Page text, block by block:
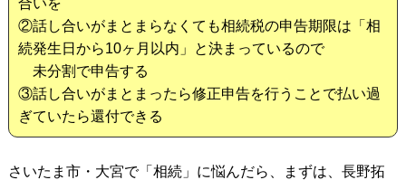
合いを
②話し合いがまとまらなくても相続税の申告期限は「相
続発生日から10ヶ月以内」と決まっているので
未分割で申告する
③話し合いがまとまったら修正申告を行うことで払い過
ぎていたら還付できる
さいたま市・大宮で「相続」に悩んだら、まずは、長野拓